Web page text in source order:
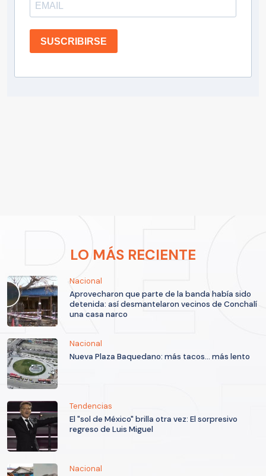
SUSCRIBIRSE
LO MÁS RECIENTE
Nacional
Aprovecharon que parte de la banda había sido
detenida: así desmantelaron vecinos de Conchalí
una casa narco
Nacional
Nueva Plaza Baquedano: más tacos... más lento
Tendencias
El "sol de México" brilla otra vez: El sorpresivo
regreso de Luis Miguel
Nacional